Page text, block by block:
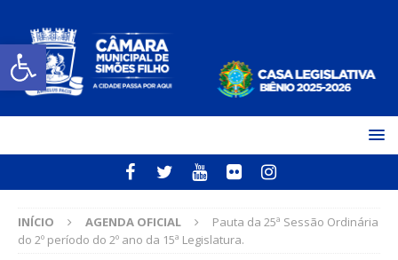
Open toolbar
INÍCIO AGENDA OFICIAL
Pauta da 25ª Sessão Ordinária
do 2º período do 2º ano da 15ª Legislatura.